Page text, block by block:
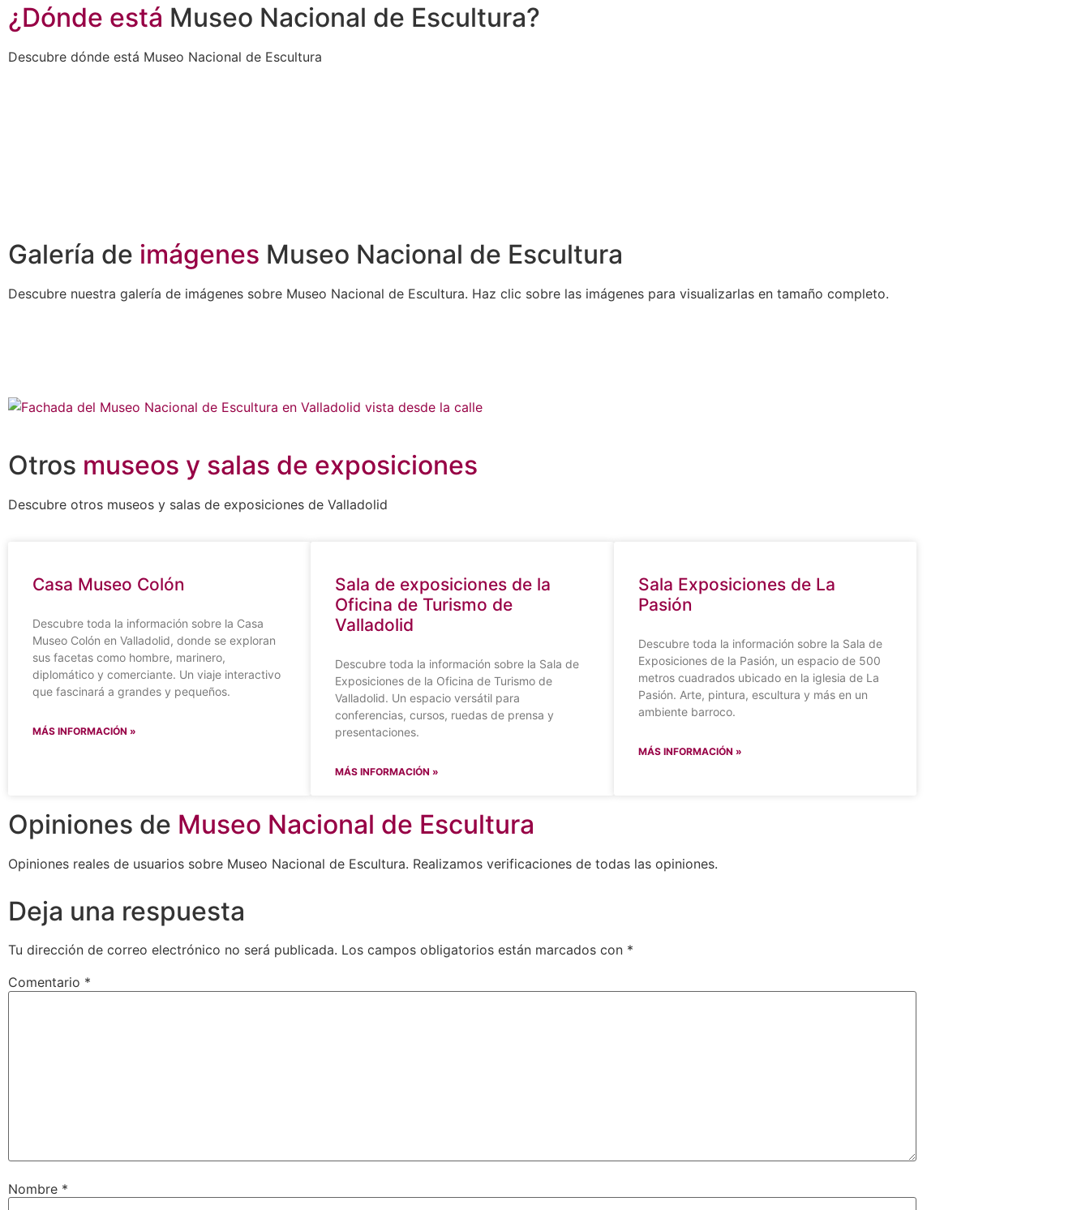
¿Dónde está Museo Nacional de Escultura?
Descubre dónde está Museo Nacional de Escultura
Galería de imágenes Museo Nacional de Escultura
Descubre nuestra galería de imágenes sobre Museo Nacional de Escultura. Haz clic sobre las imágenes para visualizarlas en tamaño completo.
Otros museos y salas de exposiciones
Descubre otros museos y salas de exposiciones de Valladolid
Casa Museo Colón
Descubre toda la información sobre la Casa
Museo Colón en Valladolid, donde se exploran
sus facetas como hombre, marinero,
diplomático y comerciante. Un viaje interactivo
que fascinará a grandes y pequeños.
MÁS INFORMACIÓN »
Sala de exposiciones de la
Oficina de Turismo de
Valladolid
Descubre toda la información sobre la Sala de
Exposiciones de la Oficina de Turismo de
Valladolid. Un espacio versátil para
conferencias, cursos, ruedas de prensa y
presentaciones.
MÁS INFORMACIÓN »
Sala Exposiciones de La
Pasión
Descubre toda la información sobre la Sala de
Exposiciones de la Pasión, un espacio de 500
metros cuadrados ubicado en la iglesia de La
Pasión. Arte, pintura, escultura y más en un
ambiente barroco.
MÁS INFORMACIÓN »
Opiniones de Museo Nacional de Escultura
Opiniones reales de usuarios sobre Museo Nacional de Escultura. Realizamos verificaciones de todas las opiniones.
Deja una respuesta
Tu dirección de correo electrónico no será publicada. Los campos obligatorios están marcados con *
Comentario *
Nombre *